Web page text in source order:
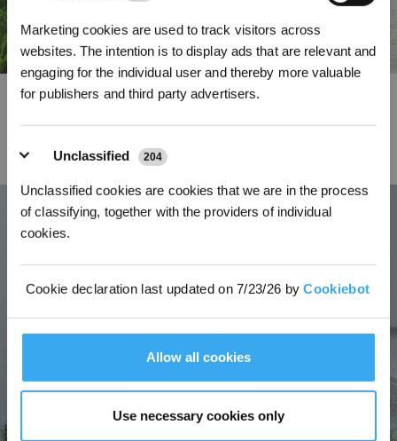
Marketing cookies are used to track visitors across
websites. The intention is to display ads that are relevant and
engaging for the individual user and thereby more valuable
for publishers and third party advertisers.
Unclassified 204
Unclassified cookies are cookies that we are in the process
of classifying, together with the providers of individual
cookies.
Cookie declaration last updated on 7/23/26 byCookiebot
Allow all cookies
Use necessary cookies only
Gleichmäßiges Kantenmähen mit TruEdge
Angetrieben von 3D-ToF- und KI-Kameras ermöglicht es ein präzises Mähen
außergewöhnliche Abdeckung von der Klinge bis zur Kante für maximale
*Neu registrierte Benutzer können 3000 Punkte verwenden, um einen Rabatt von 30
€ auf ihre erste Bestellung zu erhalten, wenn die Zahlung 1000 € überschreitet.